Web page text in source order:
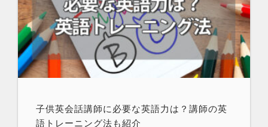
子供英会話講師に必要な英語力は？講師の英
語トレーニング法も紹介